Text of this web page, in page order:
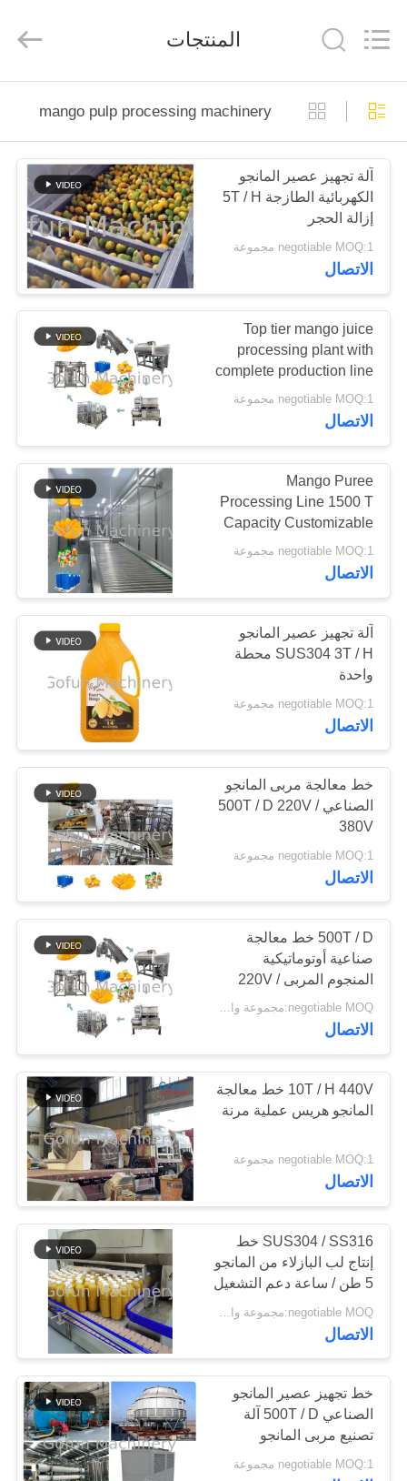
مسكن
منتجات
أشرطة
فيديو
عرض
الواقع
الافتراضي
معلومات
عنا
جولة
المعمل
مراقبة
الجودة
اتصل
بنا
أخبار
حالات
اطلب
اقتباس
خريطة
الموقع
سياسة
Co.,
Ltd..
Reserved.
المنتجات
mango pulp processing machinery
آلة تجهيز عصير المانجو
الكهربائية الطازجة 5T / H
إزالة الحجر
negotiable MOQ:1 مجموعة
الاتصال
Top tier mango juice
processing plant with
complete production line
machinery
negotiable MOQ:1 مجموعة
الاتصال
Mango Puree
Processing Line 1500 T
Capacity Customizable
Energy Efficient
negotiable MOQ:1 مجموعة
الاتصال
آلة تجهيز عصير المانجو
SUS304 3T / H محطة
واحدة
negotiable MOQ:1 مجموعة
الاتصال
خط معالجة مربى المانجو
الصناعي 500T / D 220V /
380V
negotiable MOQ:1 مجموعة
الاتصال
500T / D خط معالجة
صناعية أوتوماتيكية
المنجوم المربى 220V /
380V
negotiable MOQ:مجموعة واحدة
الاتصال
10T / H 440V خط معالجة
المانجو هريس عملية مرنة
negotiable MOQ:1 مجموعة
الاتصال
SUS304 / SS316 خط
إنتاج لب البازلاء من المانجو
5 طن / ساعة دعم التشغيل
المرن
الاتصال
خط تجهيز عصير المانجو
الصناعي 500T / D آلة
تصنيع مربى المانجو
negotiable MOQ:1 مجموعة